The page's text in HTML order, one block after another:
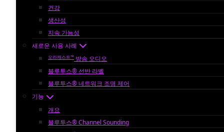
건강
생산성
지속 가능성
새로운 사용 사례
오라캐스트™ 방송 오디오
블루투스® 선반 라벨
블루투스® 네트워크 조명 제어
기능
개요
블루투스® Channel Sounding